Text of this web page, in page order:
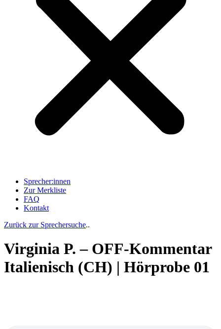
Sprecher:innen
Zur Merkliste
FAQ
Kontakt
Zurück zur Sprechersuche..
Virginia P. – OFF-Kommentar
Italienisch (CH) | Hörprobe 01